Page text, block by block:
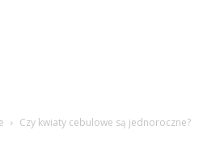
Czy kwiaty cebulowe są jednoroczne?